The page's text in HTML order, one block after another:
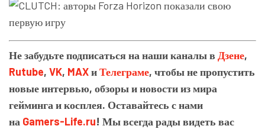
Не забудьте подписаться на наши каналы в Дзене,
Rutube, VK, MAXиТелеграме, чтобы не пропустить
новые интервью, обзоры и новости из мира
гейминга и косплея. Оставайтесь с нами
на Gamers-Life.ru! Мы всегда рады видеть вас